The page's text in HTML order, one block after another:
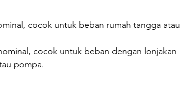
cocok untuk beban rumah tangga atau
cocok untuk beban dengan lonjakan
pompa.